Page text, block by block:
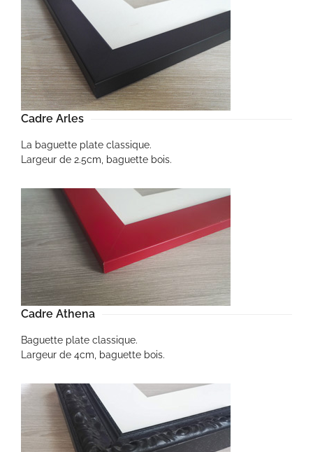
Cadre Arles
La baguette plate classique.
Largeur de 2.5cm, baguette bois.
Cadre Athena
Baguette plate classique.
Largeur de 4cm, baguette bois.